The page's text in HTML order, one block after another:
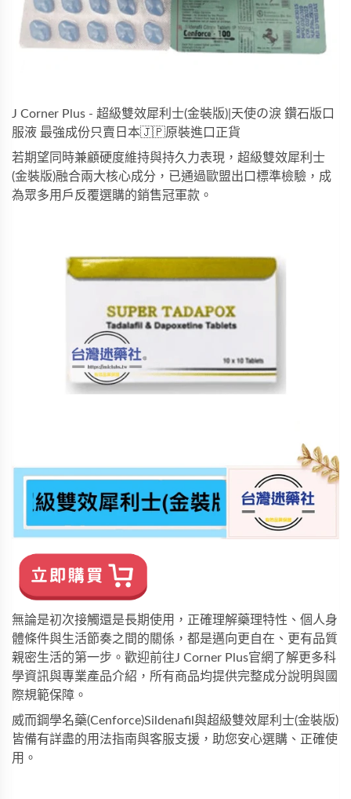
J Corner Plus - 超級雙效犀利士(金裝版)|天使の淚 鑽石版口
服液 最強成份只賣日本🇯🇵原裝進口正貨
若期望同時兼顧硬度維持與持久力表現， 超級雙效犀利士
(金裝版)融合兩大核心成分，已通過歐盟出口標準檢驗，成
為眾多用戶反覆選購的銷售冠軍款。
無論是初次接觸還是長期使用，正確理解藥理特性、個人身
體條件與生活節奏之間的關係，都是邁向更自在、更有品質
親密生活的第一步。歡迎前往J Corner Plus官網了解更多科
學資訊與專業產品介紹，所有商品均提供完整成分說明與國
際規範保障。
威而鋼學名藥(Cenforce)Sildenafil 與超級雙效犀利士(金裝版)
皆備有詳盡的用法指南與客服支援，助您安心選購、正確使
用。